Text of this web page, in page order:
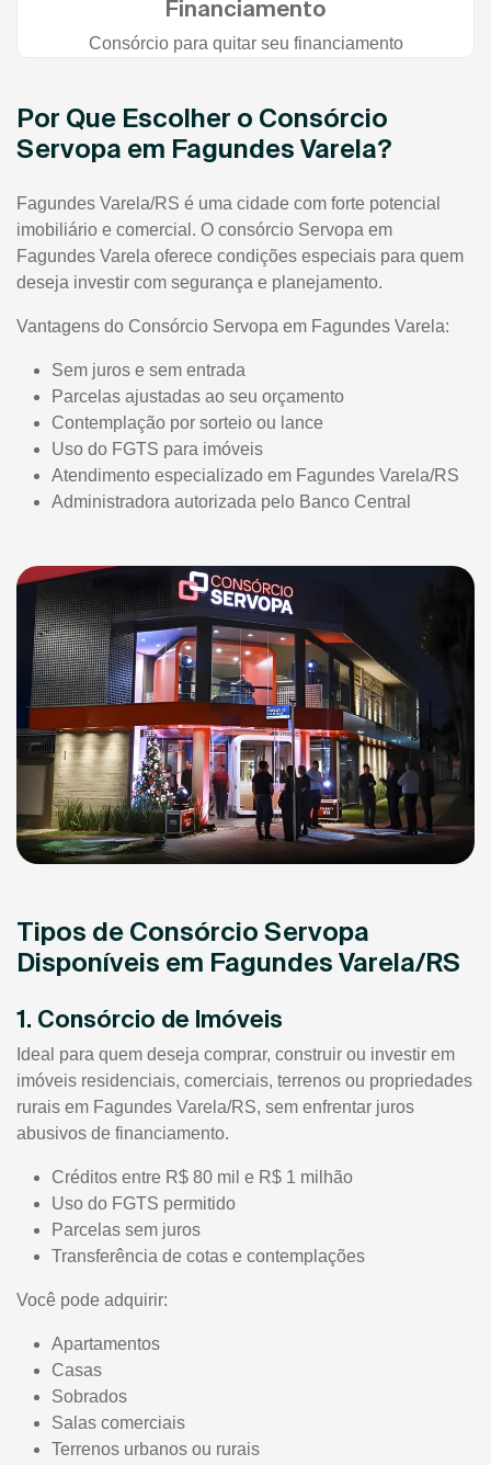
Financiamento
Consórcio para quitar seu financiamento
Por Que Escolher o Consórcio
Servopa em Fagundes Varela?
Fagundes Varela/RS é uma cidade com forte potencial
imobiliário e comercial. O consórcio Servopa em
Fagundes Varela oferece condições especiais para quem
deseja investir com segurança e planejamento.
Vantagens do Consórcio Servopa em Fagundes Varela:
Sem juros e sem entrada
Parcelas ajustadas ao seu orçamento
Contemplação por sorteio ou lance
Uso do FGTS para imóveis
Atendimento especializado em Fagundes Varela/RS
Administradora autorizada pelo Banco Central
Tipos de Consórcio Servopa
Disponíveis em Fagundes Varela/RS
1. Consórcio de Imóveis
Ideal para quem deseja comprar, construir ou investir em
imóveis residenciais, comerciais, terrenos ou propriedades
rurais em Fagundes Varela/RS, sem enfrentar juros
abusivos de financiamento.
Créditos entre R$ 80 mil e R$ 1 milhão
Uso do FGTS permitido
Parcelas sem juros
Transferência de cotas e contemplações
Você pode adquirir:
Apartamentos
Casas
Sobrados
Salas comerciais
Terrenos urbanos ou rurais